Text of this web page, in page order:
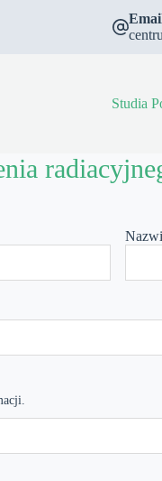
Studia